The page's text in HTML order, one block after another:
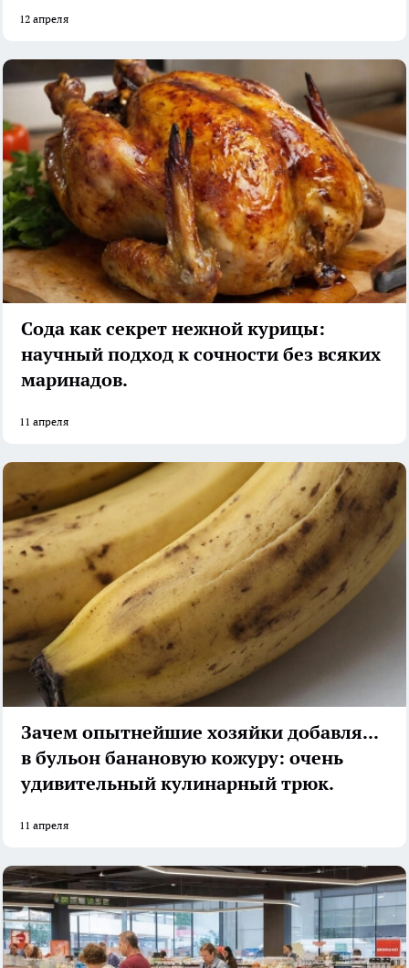
12 апреля
Сода как секрет нежной курицы:
научный подход к сочности без всяких
маринадов.
11 апреля
Зачем опытнейшие хозяйки добавляют
в бульон банановую кожуру: очень
удивительный кулинарный трюк.
11 апреля